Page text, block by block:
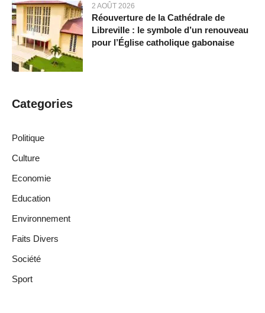
2 AOÛT 2026
Réouverture de la Cathédrale de
Libreville : le symbole d’un renouveau
pour l’Église catholique gabonaise
Categories
Politique
Culture
Economie
Education
Environnement
Faits Divers
Société
Sport